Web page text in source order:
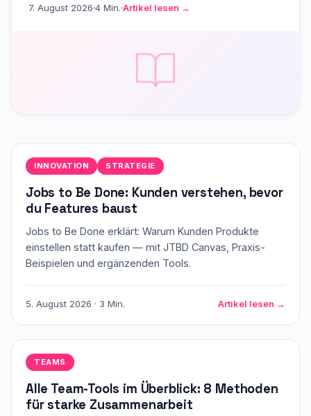
7. August 2026 4 Min. Artikel lesen →
INNOVATION STRATEGIE
Jobs to Be Done: Kunden verstehen, bevor
du Features baust
Jobs to Be Done erklärt: Warum Kunden Produkte
einstellen statt kaufen — mit JTBD Canvas, Praxis-
Beispielen und ergänzenden Tools.
5. August 2026 · 3 Min. Artikel lesen →
TEAMS
Alle Team-Tools im Überblick: 8 Methoden
für starke Zusammenarbeit